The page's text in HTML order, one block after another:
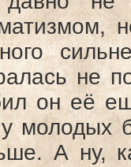
не
он её
у молодых
А ну,